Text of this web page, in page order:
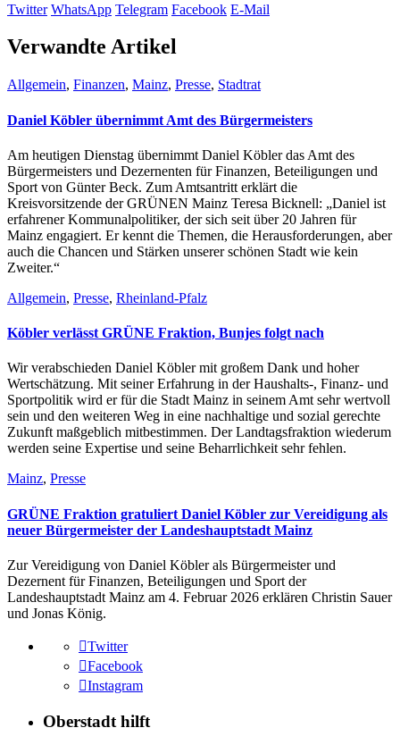
Twitter WhatsApp Telegram Facebook E-Mail
Verwandte Artikel
Allgemein, Finanzen, Mainz, Presse, Stadtrat
Daniel Köbler übernimmt Amt des Bürgermeisters
Am heutigen Dienstag übernimmt Daniel Köbler das Amt des
Bürgermeisters und Dezernenten für Finanzen, Beteiligungen und
Sport von Günter Beck. Zum Amtsantritt erklärt die
Kreisvorsitzende der GRÜNEN Mainz Teresa Bicknell: „Daniel ist
erfahrener Kommunalpolitiker, der sich seit über 20 Jahren für
Mainz engagiert. Er kennt die Themen, die Herausforderungen, aber
auch die Chancen und Stärken unserer schönen Stadt wie kein
Zweiter.“
Allgemein, Presse, Rheinland-Pfalz
Köbler verlässt GRÜNE Fraktion, Bunjes folgt nach
Wir verabschieden Daniel Köbler mit großem Dank und hoher
Wertschätzung. Mit seiner Erfahrung in der Haushalts-, Finanz- und
Sportpolitik wird er für die Stadt Mainz in seinem Amt sehr wertvoll
sein und den weiteren Weg in eine nachhaltige und sozial gerechte
Zukunft maßgeblich mitbestimmen. Der Landtagsfraktion wiederum
werden seine Expertise und seine Beharrlichkeit sehr fehlen.
Mainz, Presse
GRÜNE Fraktion gratuliert Daniel Köbler zur Vereidigung als
neuer Bürgermeister der Landeshauptstadt Mainz
Zur Vereidigung von Daniel Köbler als Bürgermeister und
Dezernent für Finanzen, Beteiligungen und Sport der
Landeshauptstadt Mainz am 4. Februar 2026 erklären Christin Sauer
und Jonas König.
Twitter
Facebook
Instagram
Oberstadt hilft